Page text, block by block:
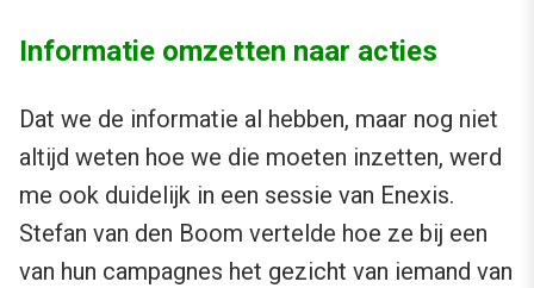
Informatie omzetten naar acties
Dat we de informatie al hebben, maar nog niet
altijd weten hoe we die moeten inzetten, werd
me ook duidelijk in een sessie van Enexis.
Stefan van den Boom vertelde hoe ze bij een
van hun campagnes het gezicht van iemand van